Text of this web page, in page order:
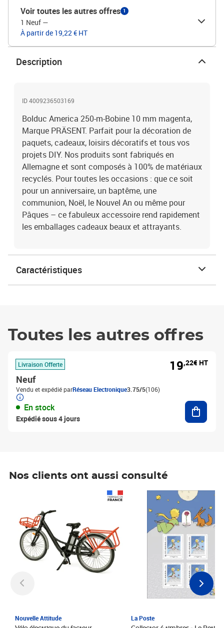
Voir toutes les autres offres 1
1 Neuf —
À partir de 19,22 € HT
Description
ID 4009236503169
Bolduc America 250-m-Bobine 10 mm magenta,
Marque PRÄSENT. Parfait pour la décoration de
paquets, cadeaux, loisirs décoratifs et tous vos
projets DIY. Nos produits sont fabriqués en
Allemagne et sont composés à 100% de matériaux
recyclés. Pour toutes les occasions : que ce soit
pour un anniversaire, un baptême, une
communion, Noël, le Nouvel An ou même pour
Pâques – ce fabuleux accessoire rend rapidement
les emballages cadeaux beaux et attrayants.
Caractéristiques
Toutes les autres offres
Livraison Offerte
Neuf
Vendu et expédié parRéseau Electronique3.75/5(106)
En stock
Expédié sous 4 jours
19,22€ HT
Nos clients ont aussi consulté
Nouvelle Attitude La Poste
Prix 6,25€ HT